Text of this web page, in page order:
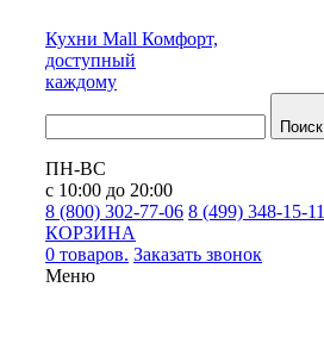
Кухни Mall Комфорт,
доступный
каждому
Поиск
ПН-ВС
с 10:00 до 20:00
8 (800) 302-77-06 8 (499) 348-15-11
КОРЗИНА
0 товаров. Заказать звонок
Меню